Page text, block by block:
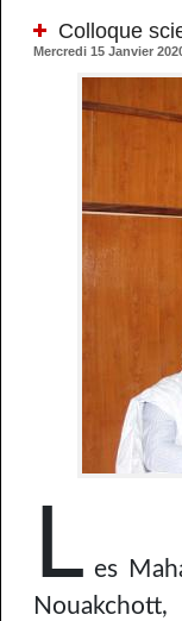
Colloque
Mercredi 15 Janvier
L es